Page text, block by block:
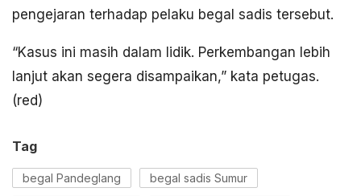
pengejaran terhadap pelaku begal sadis tersebut.
“Kasus ini masih dalam lidik. Perkembangan lebih
lanjut akan segera disampaikan,” kata petugas.
(red)
Tag
begal Pandeglang begal sadis Sumur